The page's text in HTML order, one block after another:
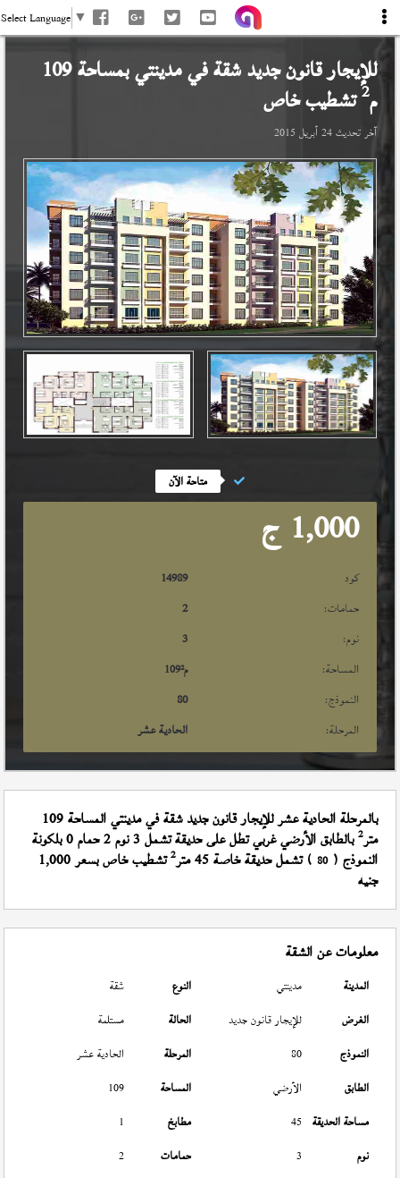
Select Language ▼
للإيجار قانون جديد شقة فيمدينتي بمساحة 109
م2تشطيب خاص
آخر تحديث24 أبريل 2015
متاحة الآن
1,000 ج
كود
14989
حمامات:
2
نوم:
3
المساحة:
109م²
النموذج:
80
المرحلة:
الحادية عشر
بالمرحلة الحادية عشر للإيجار قانون جديد شقة في مدينتي المساحة 109
متر2 بالطابق الأرضي غربي تطل على حديقة تشمل 3 نوم 2 حمام 0 بلكونة
النموذج (80 ) تشمل حديقة خاصة 45 متر 2 تشطيب خاص بسعر 1,000
جنيه
معلومات عن الشقة
المدينة مدينتي النوع
شقة
الغرض
للإيجار قانون جديد الحالة
مستلمة
النموذج
80 المرحلة
الحادية عشر
الطابق
الأرضي المساحة
109
مساحة الحديقة 45 مطابخ
1
نوم
3 حمامات
2